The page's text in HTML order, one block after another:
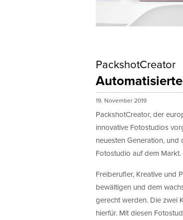
PackshotCreator
19. November 2019
PackshotCreator, der
innovative Fotostudios
neuesten Generation,
Fotostudio auf dem Markt.
Freiberufler, Kreative und
bewältigen und dem
gerecht werden. Die zwei
hierfür. Mit diesen